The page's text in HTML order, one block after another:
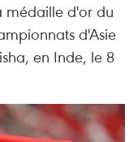
médaille d'or du
d'Asie
en Inde, le 8